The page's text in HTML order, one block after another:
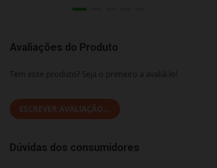
Avaliações do Produto
Tem esse produto? Seja o primeiro a avaliá-lo!
ESCREVER AVALIAÇÃO...
Dúvidas dos consumidores